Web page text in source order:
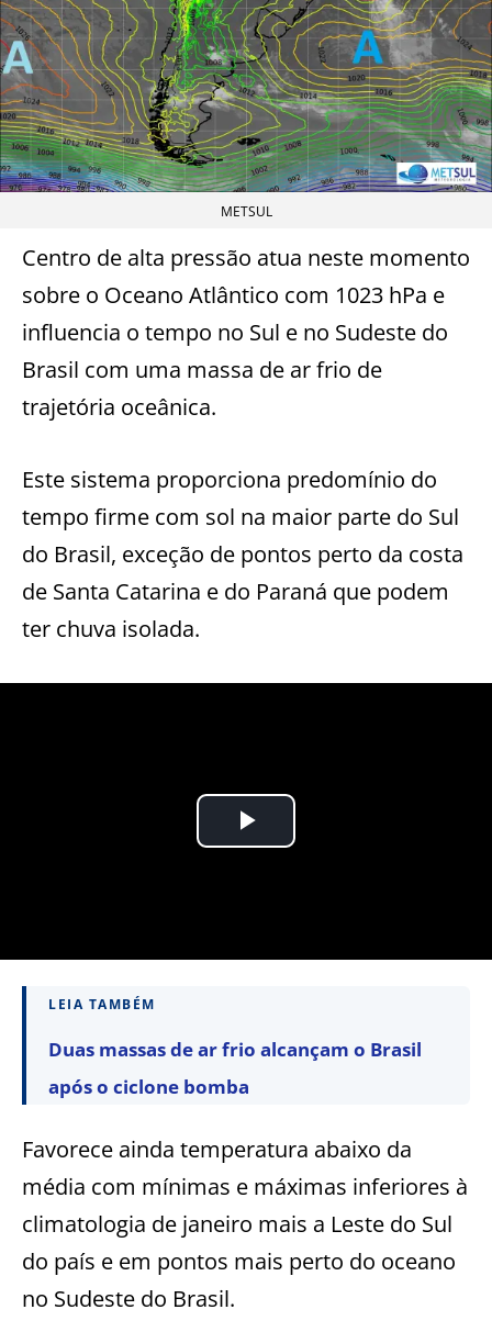
METSUL
Centro de alta pressão atua neste momento
sobre o Oceano Atlântico com 1023 hPa e
influencia o tempo no Sul e no Sudeste do
Brasil com uma massa de ar frio de
trajetória oceânica.
Este sistema proporciona predomínio do
tempo firme com sol na maior parte do Sul
do Brasil, exceção de pontos perto da costa
de Santa Catarina e do Paraná que podem
ter chuva isolada.
LEIA TAMBÉM
Duas massas de ar frio alcançam o Brasil
após o ciclone bomba
Favorece ainda temperatura abaixo da
média com mínimas e máximas inferiores à
climatologia de janeiro mais a Leste do Sul
do país e em pontos mais perto do oceano
no Sudeste do Brasil.